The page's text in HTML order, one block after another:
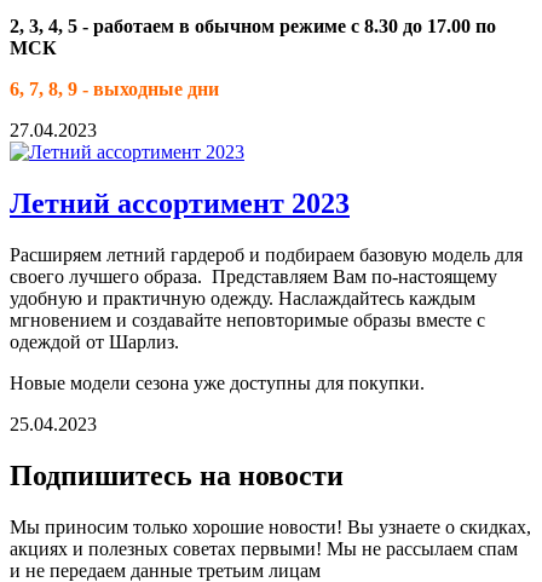
2, 3, 4, 5 - работаем в обычном режиме с 8.30 до 17.00 по
МСК
6, 7, 8, 9 - выходные дни
27.04.2023
Летний ассортимент 2023
Расширяем летний гардероб и подбираем базовую модель для
своего лучшего образа. Представляем Вам по-настоящему
удобную и практичную одежду. Наслаждайтесь каждым
мгновением и создавайте неповторимые образы вместе с
одеждой от Шарлиз.
Новые модели сезона уже доступны для покупки.
25.04.2023
Подпишитесь на новости
Мы приносим только хорошие новости! Вы узнаете о скидках,
акциях и полезных советах первыми! Мы не рассылаем спам
и не передаем данные третьим лицам